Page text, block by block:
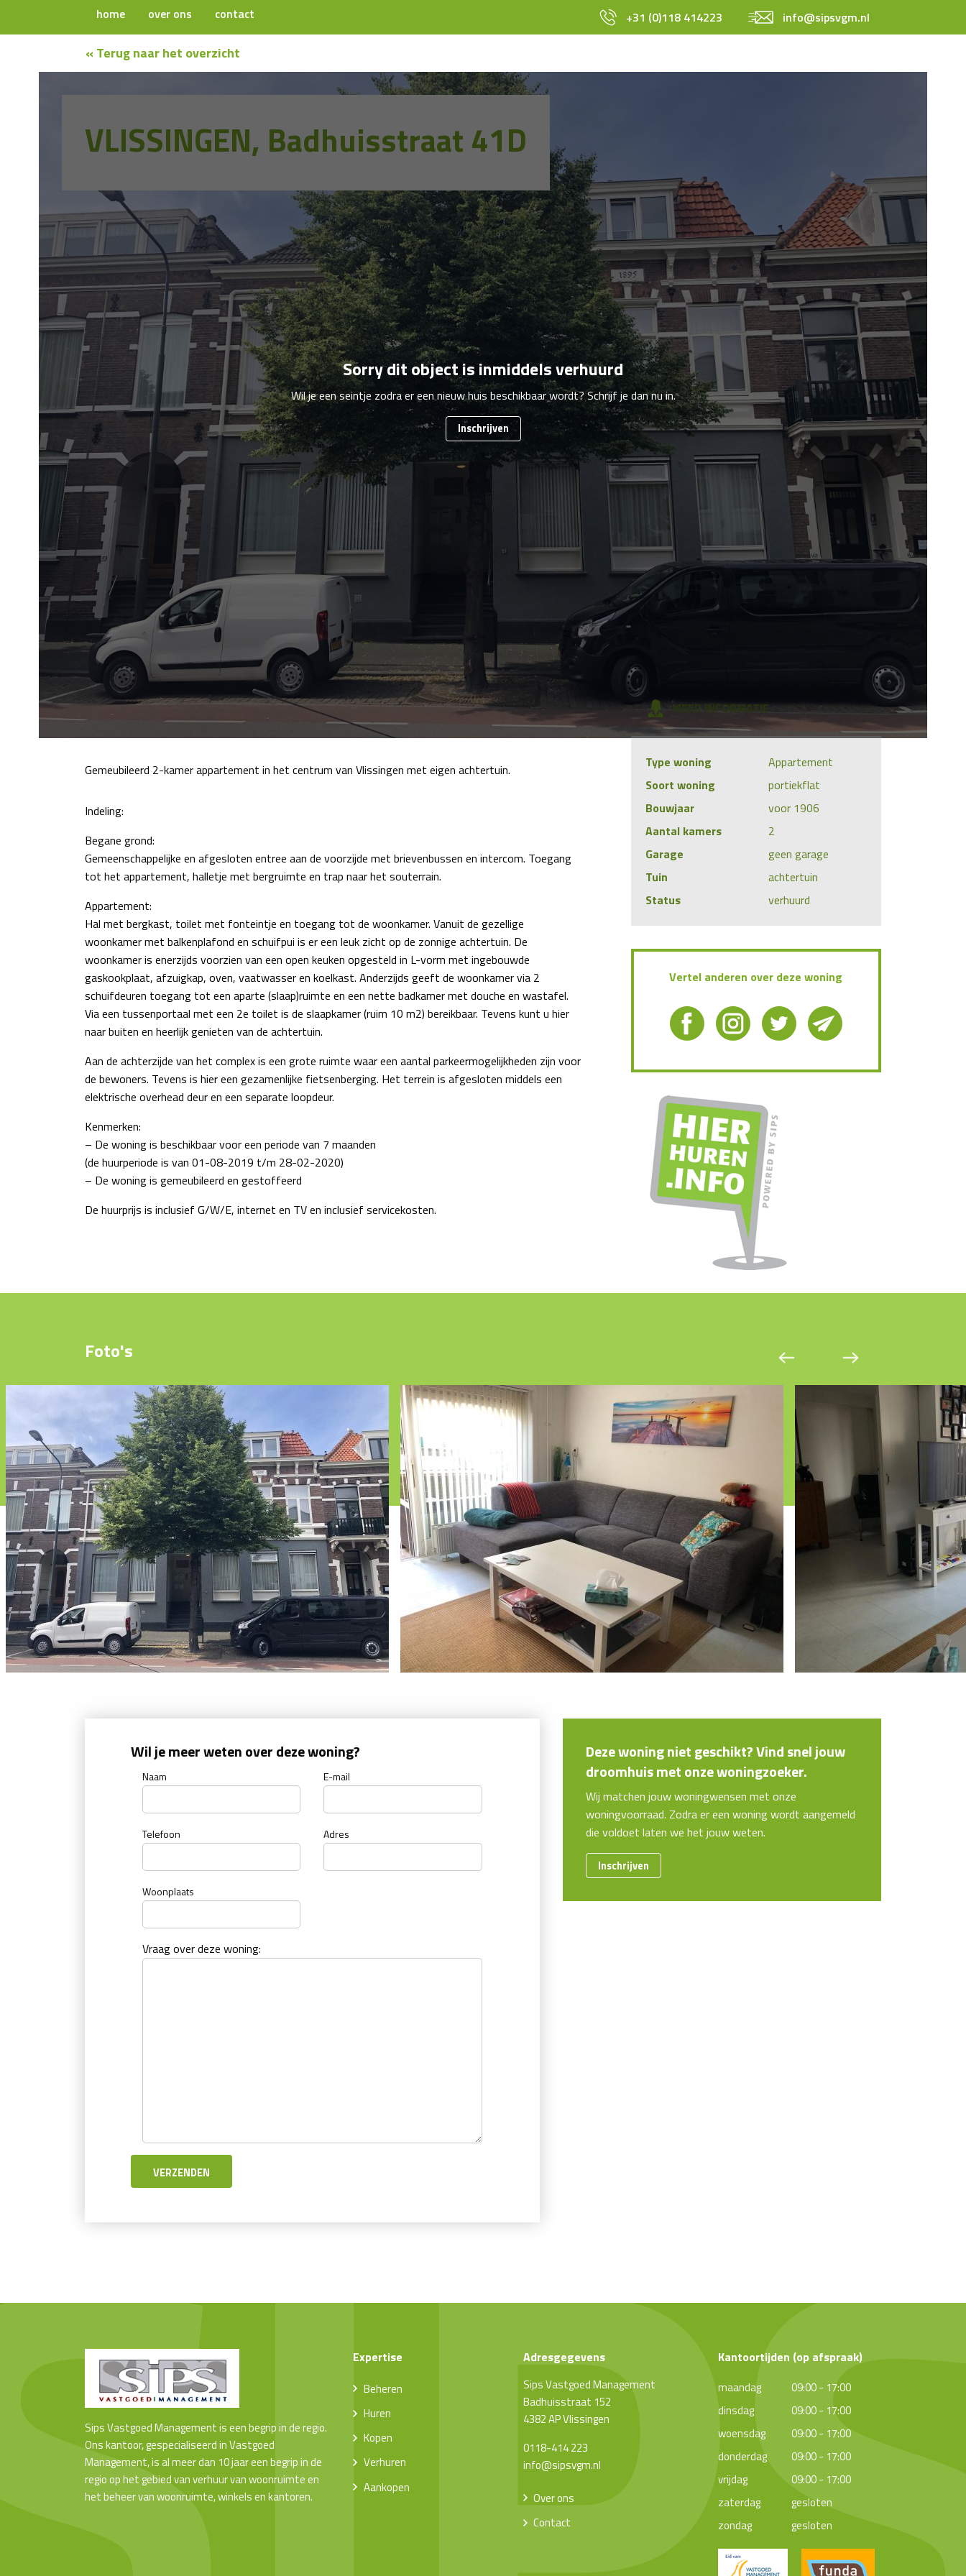
home over ons contact +31 (0)118 414223 info@sipsvgm.nl
« Terug naar het overzicht
Sorry dit object is inmiddels verhuurd
Wil je een seintje zodra er een nieuw huis beschikbaar wordt? Schrijf je dan nu in.
Inschrijven
VLISSINGEN, Badhuisstraat 41D
Gemeubileerd 2-kamer appartement in het centrum van Vlissingen met eigen achtertuin.
Indeling:
Begane grond:
Gemeenschappelijke en afgesloten entree aan de voorzijde met brievenbussen en intercom. Toegang
tot het appartement, halletje met bergruimte en trap naar het souterrain.
Appartement:
Hal met bergkast, toilet met fonteintje en toegang tot de woonkamer. Vanuit de gezellige
woonkamer met balkenplafond en schuifpui is er een leuk zicht op de zonnige achtertuin. De
woonkamer is enerzijds voorzien van een open keuken opgesteld in L-vorm met ingebouwde
gaskookplaat, afzuigkap, oven, vaatwasser en koelkast. Anderzijds geeft de woonkamer via 2
schuifdeuren toegang tot een aparte (slaap)ruimte en een nette badkamer met douche en wastafel.
Via een tussenportaal met een 2e toilet is de slaapkamer (ruim 10 m2) bereikbaar. Tevens kunt u hier
naar buiten en heerlijk genieten van de achtertuin.
Aan de achterzijde van het complex is een grote ruimte waar een aantal parkeermogelijkheden zijn voor
de bewoners. Tevens is hier een gezamenlijke fietsenberging. Het terrein is afgesloten middels een
elektrische overhead deur en een separate loopdeur.
Kenmerken:
– De woning is beschikbaar voor een periode van 7 maanden
(de huurperiode is van 01-08-2019 t/m 28-02-2020)
– De woning is gemeubileerd en gestoffeerd
De huurprijs is inclusief G/W/E, internet en TV en inclusief servicekosten.
MEER INFORMATIE
Type woning
Appartement
Soort woning
portiekflat
Bouwjaar
voor 1906
Aantal kamers
2
Garage
geen garage
Tuin
achtertuin
Status
verhuurd
Vertel anderen over deze woning
Foto's
Wil je meer weten over deze woning?
Naam E-mail
Telefoon Adres
Woonplaats
Vraag over deze woning:
Deze woning niet geschikt? Vind snel jouw
droomhuis met onze woningzoeker.
Wij matchen jouw woningwensen met onze
woningvoorraad. Zodra er een woning wordt aangemeld
die voldoet laten we het jouw weten.
Inschrijven
Sips Vastgoed Management is een begrip in de regio.
Ons kantoor, gespecialiseerd in Vastgoed
Management, is al meer dan 10 jaar een begrip in de
regio op het gebied van verhuur van woonruimte en
het beheer van woonruimte, winkels en kantoren.
Expertise
Beheren
Huren
Kopen
Verhuren
Aankopen
Adresgegevens
Sips Vastgoed Management
Badhuisstraat 152
4382 AP Vlissingen
0118-414 223
info@sipsvgm.nl
Over ons
Contact
Kantoortijden (op afspraak)
maandag
09:00 - 17:00
dinsdag
09:00 - 17:00
woensdag
09:00 - 17:00
donderdag
09:00 - 17:00
vrijdag
09:00 - 17:00
zaterdag
gesloten
zondag
gesloten